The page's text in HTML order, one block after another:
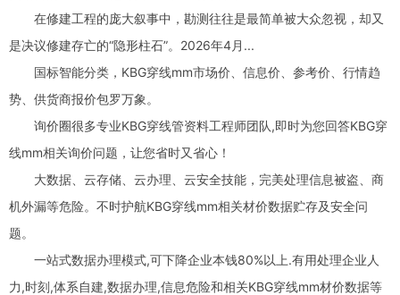
在修建工程的庞大叙事中，勘测往往是最简单被大众忽视，却又
是决议修建存亡的“隐形柱石”。2026年4月...
国标智能分类，KBG穿线mm市场价、信息价、参考价、行情趋
势、供货商报价包罗万象。
询价圈很多专业KBG穿线管资料工程师团队,即时为您回答KBG穿
线mm相关询价问题，让您省时又省心！
大数据、云存储、云办理、云安全技能，完美处理信息被盗、商
机外漏等危险。不时护航KBG穿线mm相关材价数据贮存及安全问
题。
一站式数据办理模式,可下降企业本钱80%以上.有用处理企业人
力,时刻,体系自建,数据办理,信息危险和相关KBG穿线mm材价数据等